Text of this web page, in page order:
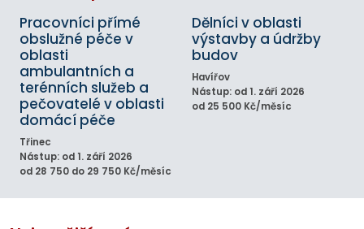
Pracovníci přímé
obslužné péče v
oblasti
ambulantních a
terénních služeb a
pečovatelé v oblasti
domácí péče
Třinec
Nástup: od 1. září 2026
od 28 750 do 29 750 Kč/měsíc
Dělníci v oblasti
výstavby a údržby
budov
Havířov
Nástup: od 1. září 2026
od 25 500 Kč/měsíc